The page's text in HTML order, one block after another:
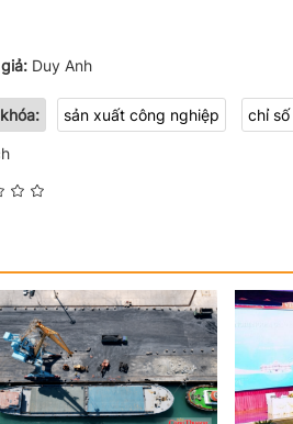
Duy Anh
sản xuất công nghiệp chỉ số